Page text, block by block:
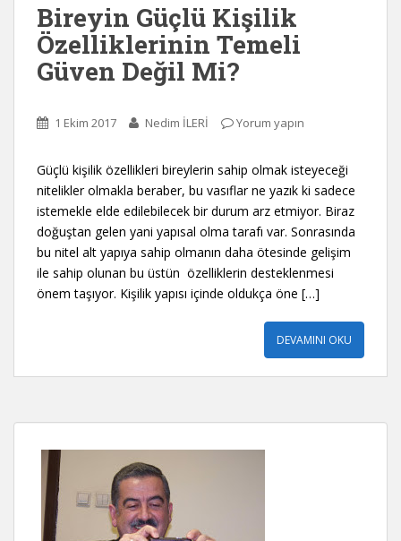
Bireyin Güçlü Kişilik
Özelliklerinin Temeli
Güven Değil Mi?
1 Ekim 2017 Nedim İLERİ Yorum yapın
Güçlü kişilik özellikleri bireylerin sahip olmak isteyeceği
nitelikler olmakla beraber, bu vasıflar ne yazık ki sadece
istemekle elde edilebilecek bir durum arz etmiyor. Biraz
doğuştan gelen yani yapısal olma tarafı var. Sonrasında
bu nitel alt yapıya sahip olmanın daha ötesinde gelişim
ile sahip olunan bu üstün özelliklerin desteklenmesi
önem taşıyor. Kişilik yapısı içinde oldukça öne […]
DEVAMINI OKU